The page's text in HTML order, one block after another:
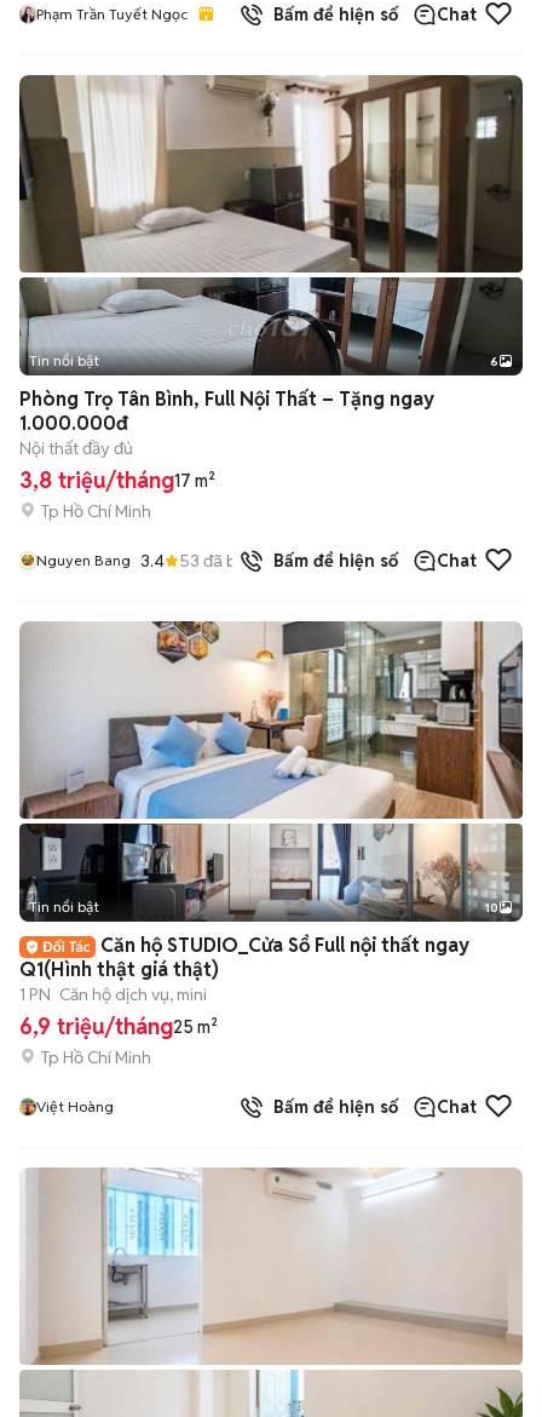
Phạm Trần Tuyết Ngọc Bấm để hiện số Chat
+2
Tin nổi bật 6
Phòng Trọ Tân Bình, Full Nội Thất – Tặng ngay
1.000.000đ
Nội thất đầy đủ
3,8 triệu/tháng17 m²
Tp Hồ Chí Minh
Nguyen Bang 3.4 53 đã bán Bấm để hiện số Chat
+2
Tin nổi bật 10
Căn hộ STUDIO_Cửa Sổ Full nội thất ngay
Q1(Hình thật giá thật)
1 PN Căn hộ dịch vụ, mini
6,9 triệu/tháng25 m²
Tp Hồ Chí Minh
Việt Hoàng Bấm để hiện số Chat